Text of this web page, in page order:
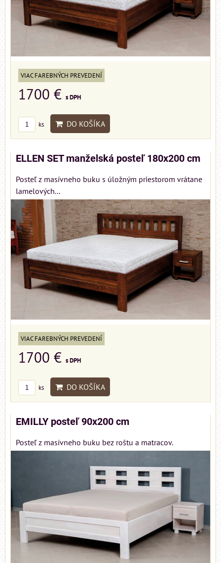
VIAC FAREBNÝCH PREVEDENÍ
1700 € s DPH
ks DO KOŠÍKA
ELLEN SET manželská posteľ 180x200 cm
Posteľ z masívneho buku s úložným priestorom vrátane
lamelových...
VIAC FAREBNÝCH PREVEDENÍ
1700 € s DPH
ks DO KOŠÍKA
EMILLY posteľ 90x200 cm
Posteľ z masívneho buku bez roštu a matracov.